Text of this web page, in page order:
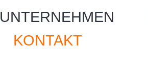
UNTERNEHMEN
KONTAKT